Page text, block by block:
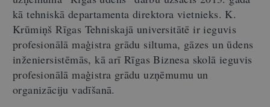
kā tehniskā departamenta direktora vietnieks. K.
Krūmiņš Rīgas Tehniskajā universitātē ir ieguvis
profesionālā maģistra grādu siltuma, gāzes un ūdens
inženiersistēmās, kā arī Rīgas Biznesa skolā ieguvis
profesionālā maģistra grādu uzņēmumu un
organizāciju vadīšanā.